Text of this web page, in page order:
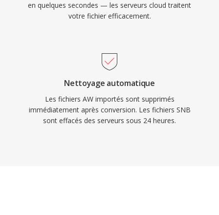
en quelques secondes — les serveurs cloud traitent
votre fichier efficacement.
Nettoyage automatique
Les fichiers AW importés sont supprimés
immédiatement après conversion. Les fichiers SNB
sont effacés des serveurs sous 24 heures.